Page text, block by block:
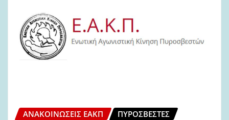
ΑΝΑΚΟΙΝΏΣΕΙΣ ΕΑΚΠ
ΠΥΡΟΣΒΈΣΤΕΣ